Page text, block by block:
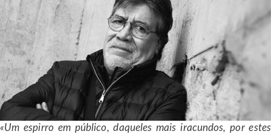
«Um espirro em público, daqueles mais iracundos, por estes